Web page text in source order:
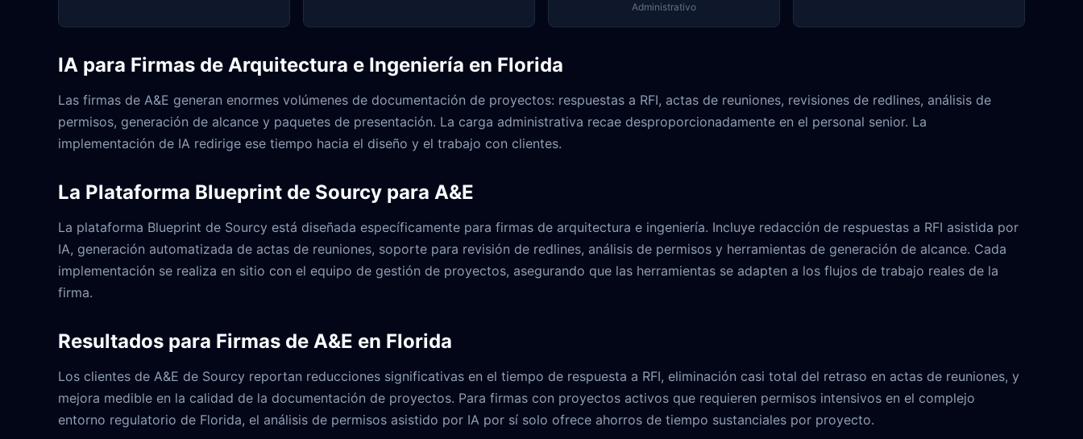
Administrativo
IA para Firmas de Arquitectura e Ingeniería en Florida
Las firmas de A&E generan enormes volúmenes de documentación de proyectos: respuestas a RFI, actas de reuniones, revisiones de redlines, análisis de
permisos, generación de alcance y paquetes de presentación. La carga administrativa recae desproporcionadamente en el personal senior. La
implementación de IA redirige ese tiempo hacia el diseño y el trabajo con clientes.
La Plataforma Blueprint de Sourcy para A&E
La plataforma Blueprint de Sourcy está diseñada específicamente para firmas de arquitectura e ingeniería. Incluye redacción de respuestas a RFI asistida por
IA, generación automatizada de actas de reuniones, soporte para revisión de redlines, análisis de permisos y herramientas de generación de alcance. Cada
implementación se realiza en sitio con el equipo de gestión de proyectos, asegurando que las herramientas se adapten a los flujos de trabajo reales de la
firma.
Resultados para Firmas de A&E en Florida
Los clientes de A&E de Sourcy reportan reducciones significativas en el tiempo de respuesta a RFI, eliminación casi total del retraso en actas de reuniones, y
mejora medible en la calidad de la documentación de proyectos. Para firmas con proyectos activos que requieren permisos intensivos en el complejo
entorno regulatorio de Florida, el análisis de permisos asistido por IA por sí solo ofrece ahorros de tiempo sustanciales por proyecto.